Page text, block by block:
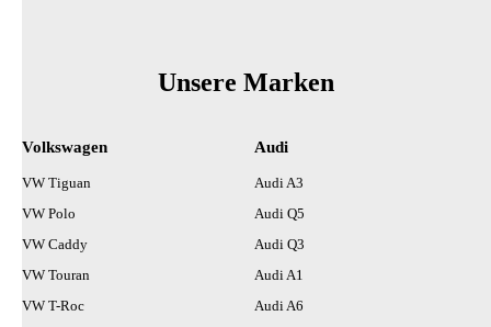
Unsere Marken
Volkswagen
VW Tiguan
VW Polo
VW Caddy
VW Touran
VW T-Roc
Audi
Audi A3
Audi Q5
Audi Q3
Audi A1
Audi A6